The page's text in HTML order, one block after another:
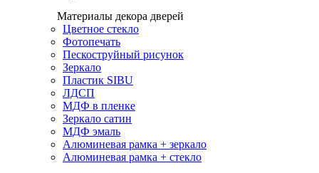
Материалы декора дверей
Цветное стекло
Фотопечать
Пескоструйный рисунок
Зеркало
Пластик SIBU
ЛДСП
МДФ в пленке
Зеркало сатин
МДФ эмаль
Алюминевая рамка + зеркало
Алюминевая рамка + стекло